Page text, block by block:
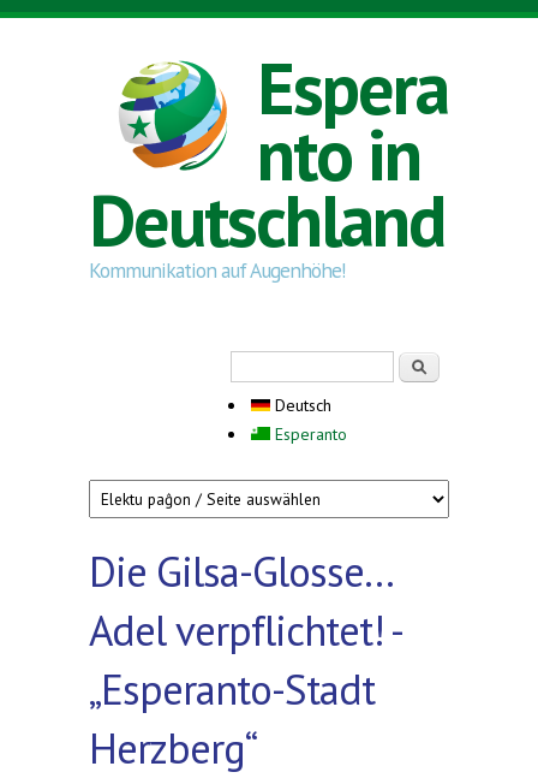
Direkt zum Inhalt
Espera
nto in
Deutschland
Kommunikation auf Augenhöhe!
Deutsch
Esperanto
Die Gilsa-Glosse...
Adel verpflichtet! -
„Esperanto-Stadt
Herzberg“